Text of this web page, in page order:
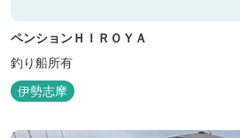
ペンションＨＩＲＯＹＡ
釣り船所有
伊勢志摩